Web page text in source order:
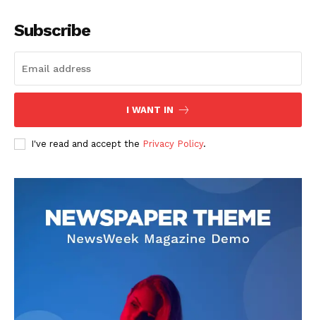
Subscribe
I WANT IN
I've read and accept the Privacy Policy.